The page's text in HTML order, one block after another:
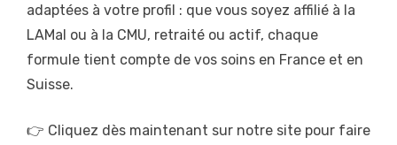
adaptées à votre profil : que vous soyez affilié à la
LAMal ou à la CMU, retraité ou actif, chaque
formule tient compte de vos soins en France et en
Suisse.
👉 Cliquez dès maintenant sur notre site pour faire